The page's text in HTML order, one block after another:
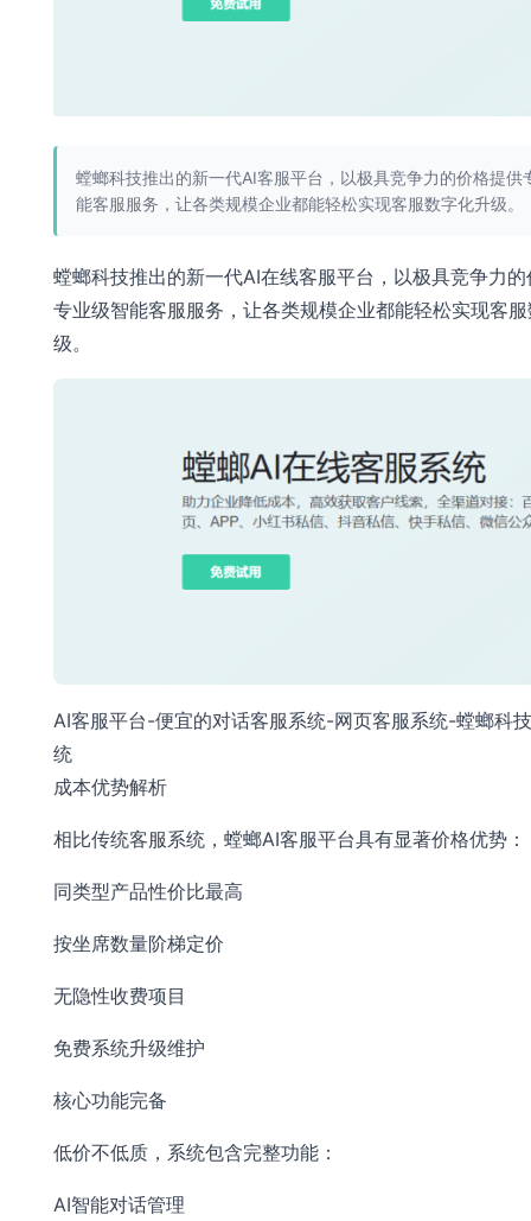
螳螂科技推出的新一代AI客服平台，以极具竞争力的价格提供
能客服服务，让各类规模企业都能轻松实现客服数字化升级。
螳螂科技推出的新一代AI在线客服平台，以极具竞争力
专业级智能客服服务，让各类规模企业都能轻松实现客
级。
AI客服平台-便宜的对话客服系统-网页客服系统-螳螂科
统
成本优势解析
相比传统客服系统，螳螂AI客服平台具有显著价格优势：
同类型产品性价比最高
按坐席数量阶梯定价
无隐性收费项目
免费系统升级维护
核心功能完备
低价不低质，系统包含完整功能：
AI智能对话管理